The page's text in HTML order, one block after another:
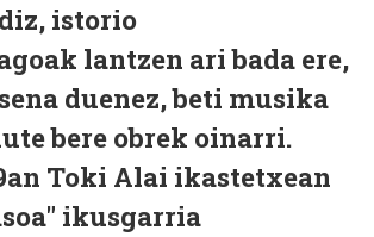
istorio
lantzen ari bada ere,
duenez, beti musika
bere obrek oinarri.
Toki Alai ikastetxean
ikusgarria